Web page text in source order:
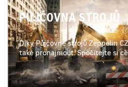
PŮJČOVNA STROJŮ
Díky Půjčovně strojů Zeppelin
také pronajmout. Spočítejte si